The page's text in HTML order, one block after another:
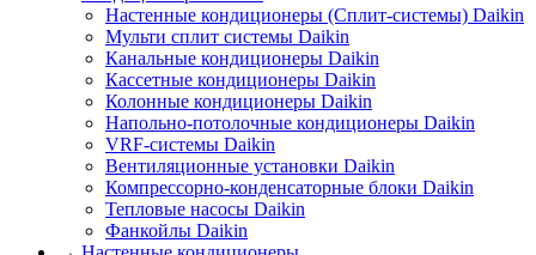
Настенные кондиционеры (Сплит-системы) Daikin
Мульти сплит системы Daikin
Канальные кондиционеры Daikin
Кассетные кондиционеры Daikin
Колонные кондиционеры Daikin
Напольно-потолочные кондиционеры Daikin
VRF-системы Daikin
Вентиляционные установки Daikin
Компрессорно-конденсаторные блоки Daikin
Тепловые насосы Daikin
Фанкойлы Daikin